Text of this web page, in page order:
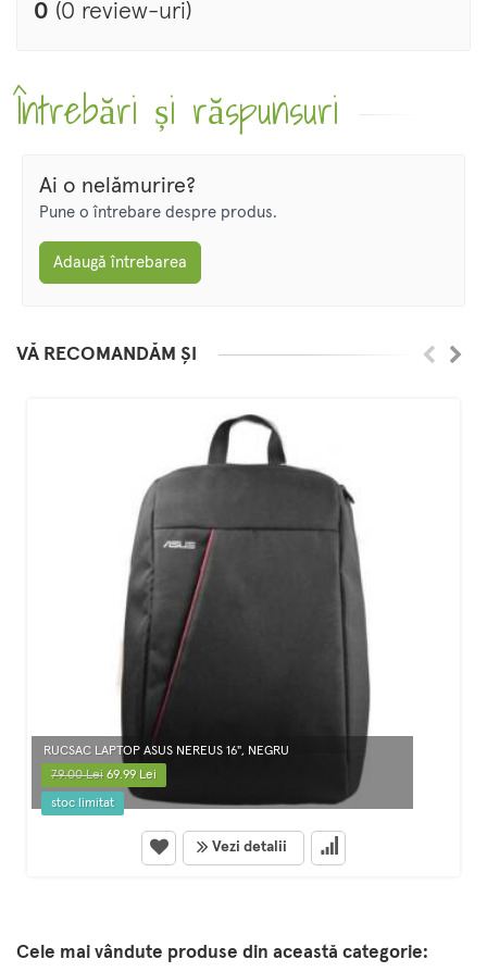
0 (0 review-uri)
Întrebări și răspunsuri
Ai o nelămurire?
Pune o întrebare despre produs.
Adaugă întrebarea
VĂ RECOMANDĂM ȘI
RUCSAC LAPTOP ASUS NEREUS 16", NEGRU
79.00 Lei69.99 Lei
stoc limitat
Vezi detalii
Cele mai vândute produse din această categorie: